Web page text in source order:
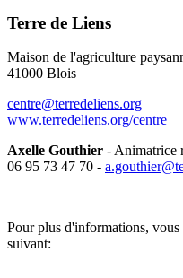
Terre de Liens
Maison de l'agriculture
41000 Blois
centre@terredeliens.org
www.terredeliens.org/centre
Axelle Gouthier - Animatrice
06 95 73 47 70 -
Pour plus d'informations, vous
suivant: